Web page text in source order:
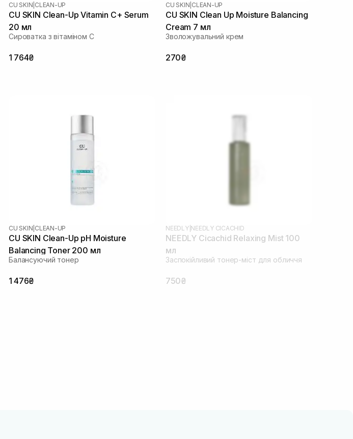
CU SKIN CLEAN-UP
CU SKIN Clean-Up Vitamin C+ Serum
20 мл
Сироватка з вітаміном С
1 764₴
CU SKIN CLEAN-UP
CU SKIN Clean Up Moisture Balancing
Cream 7 мл
Зволожувальний крем
270₴
CU SKIN CLEAN-UP
CU SKIN Clean-Up pH Moisture
Balancing Toner 200 мл
Балансуючий тонер
1 476₴
NEEDLY| NEEDLY CICACHID
NEEDLY Cicachid Relaxing Mist 100
мл
Заспокійливий тонер-міст для обличчя
750₴